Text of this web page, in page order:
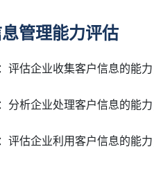
管理能力评估
评估企业收集客户信息的能
分析企业处理客户信息的能
评估企业利用客户信息的能